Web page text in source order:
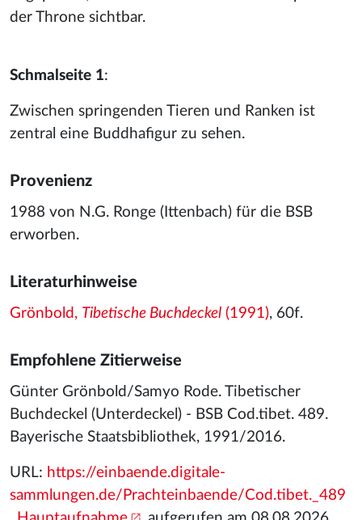
der Throne sichtbar.
Schmalseite 1:
Zwischen springenden Tieren und Ranken ist
zentral eine Buddhafigur zu sehen.
Provenienz
1988 von N.G. Ronge (Ittenbach) für die BSB
erworben.
Literaturhinweise
Grönbold, Tibetische Buchdeckel (1991), 60f.
Empfohlene Zitierweise
Günter Grönbold/Samyo Rode. Tibetischer
Buchdeckel (Unterdeckel) - BSB Cod.tibet. 489.
Bayerische Staatsbibliothek, 1991/2016.
URL: https://einbaende.digitale-
sammlungen.de/Prachteinbaende/Cod.tibet._489